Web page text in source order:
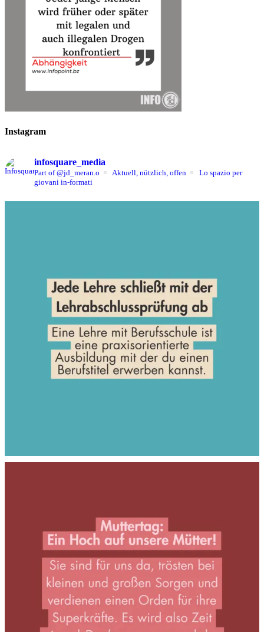
Instagram
infosquare_media
Part of @jd_meran.o Aktuell, nützlich, offen
Lo spazio per
giovani in-formati